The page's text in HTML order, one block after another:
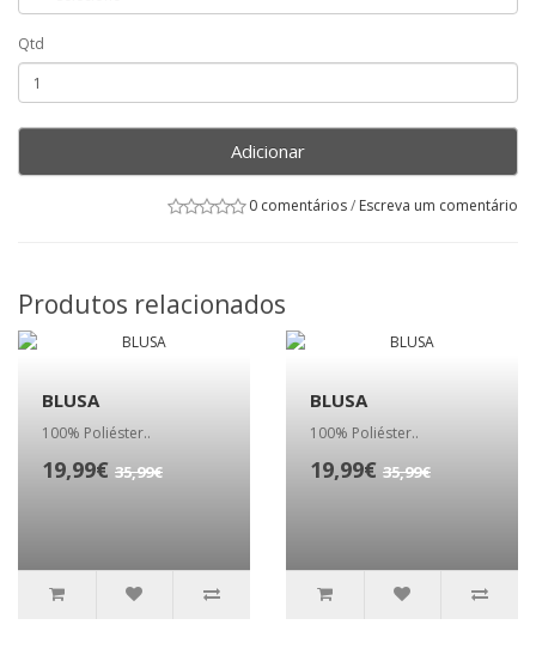
Qtd
Adicionar
0 comentários/ Escreva um comentário
Produtos relacionados
BLUSA
100% Poliéster..
19,99€ 35,99€
BLUSA
100% Poliéster..
19,99€ 35,99€